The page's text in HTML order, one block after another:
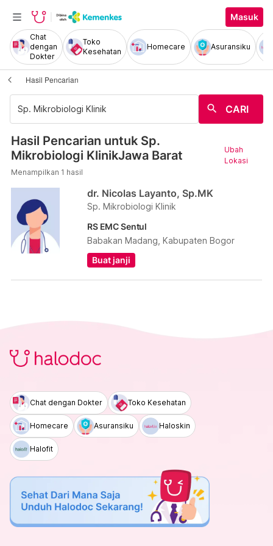
Masuk
Chat
dengan
Dokter
Toko
Kesehatan
Homecare Asuransiku
Hasil Pencarian
search CARI
Hasil Pencarian untuk Sp.
Mikrobiologi KlinikJawa Barat
Menampilkan 1 hasil
Ubah
Lokasi
dr. Nicolas Layanto, Sp.MK
Sp. Mikrobiologi Klinik
RS EMC Sentul
Babakan Madang, Kabupaten Bogor
Buat janji
Chat dengan Dokter Toko Kesehatan
Homecare Asuransiku Haloskin
Halofit